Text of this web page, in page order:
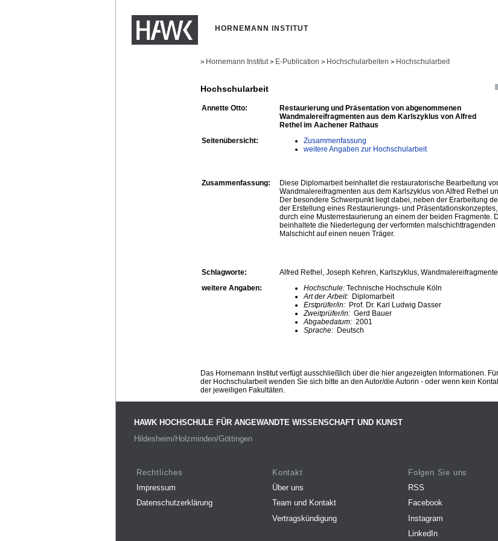
HORNEMANN INSTITUT
> Hornemann Institut > E-Publication > Hochschularbeiten > Hochschularbeit
Hochschularbeit
Annette Otto:
Restaurierung und Präsentation von abgenommenen
Wandmalereifragmenten aus dem Karlszyklus von Alfred
Rethel im Aachener Rathaus
Seitenübersicht:
Zusammenfassung
weitere Angaben zur Hochschularbeit
Zusammenfassung:
Diese Diplomarbeit beinhaltet die restauratorische Bearbeitung
Wandmalereifragmenten aus dem Karlszyklus von Alfred Rethel
Der besondere Schwerpunkt liegt dabei, neben der Erarbeitung
der Erstellung eines Restaurierungs- und
durch eine Musterrestaurierung an einem der beiden Fragmente.
beinhaltete die Niederlegung der verformten
Malschicht auf einen neuen Träger.
Schlagworte:
Alfred Rethel, Joseph Kehren, Karlszyklus, Wandmalereifragmente
weitere Angaben:
Hochschule: Technische Hochschule Köln
Art der Arbeit: Diplomarbeit
Erstprüfer/in: Prof. Dr. Karl Ludwig Dasser
Zweitprüfer/in: Gerd Bauer
Abgabedatum: 2001
Sprache: Deutsch
Das Hornemann Institut verfügt ausschließlich über die hier angezeigten Informationen.
der Hochschularbeit wenden Sie sich bitte an den Autor/die Autorin - oder wenn kein
der jeweiligen Fakultäten.
HAWK HOCHSCHULE FÜR ANGEWANDTE WISSENSCHAFT UND KUNST
Hildesheim/Holzminden/Göttingen
Rechtliches
Impressum
Datenschutzerklärung
Kontakt
Über uns
Team und Kontakt
Vertragskündigung
Folgen Sie uns
RSS
Facebook
Instagram
LinkedIn